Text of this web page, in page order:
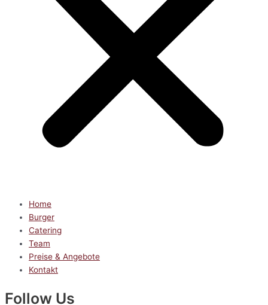
Home
Burger
Catering
Team
Preise & Angebote
Kontakt
Follow Us